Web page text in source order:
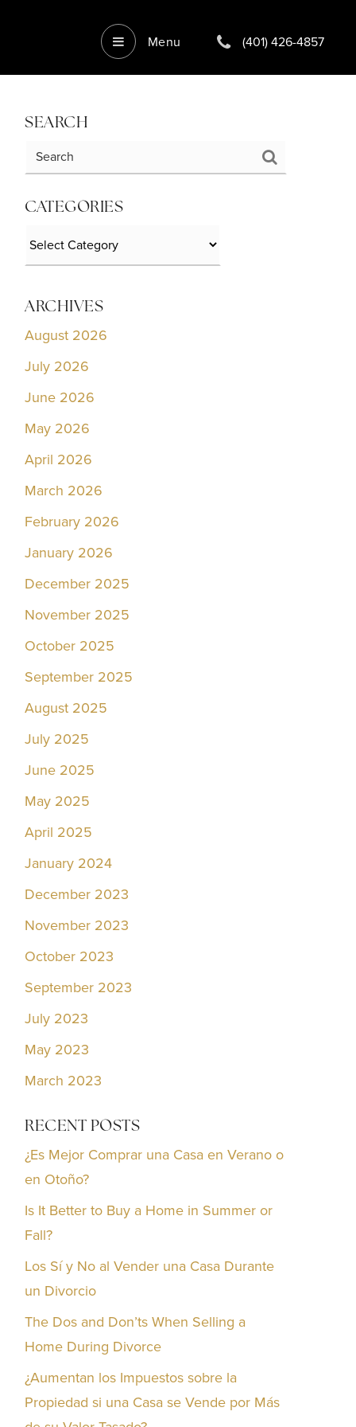
Menu (401) 426-4857
SEARCH
CATEGORIES
ARCHIVES
August 2026
July 2026
June 2026
May 2026
April 2026
March 2026
February 2026
January 2026
December 2025
November 2025
October 2025
September 2025
August 2025
July 2025
June 2025
May 2025
April 2025
January 2024
December 2023
November 2023
October 2023
September 2023
July 2023
May 2023
March 2023
RECENT POSTS
¿Es Mejor Comprar una Casa en Verano o
en Otoño?
Is It Better to Buy a Home in Summer or
Fall?
Los Sí y No al Vender una Casa Durante
un Divorcio
The Dos and Don’ts When Selling a
Home During Divorce
¿Aumentan los Impuestos sobre la
Propiedad si una Casa se Vende por Más